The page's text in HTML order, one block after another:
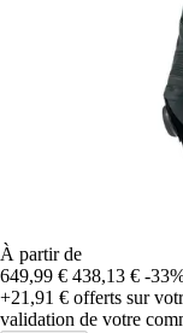
À partir de
649,99 € 438,13 € -
+21,91 € offerts sur
validation de votre